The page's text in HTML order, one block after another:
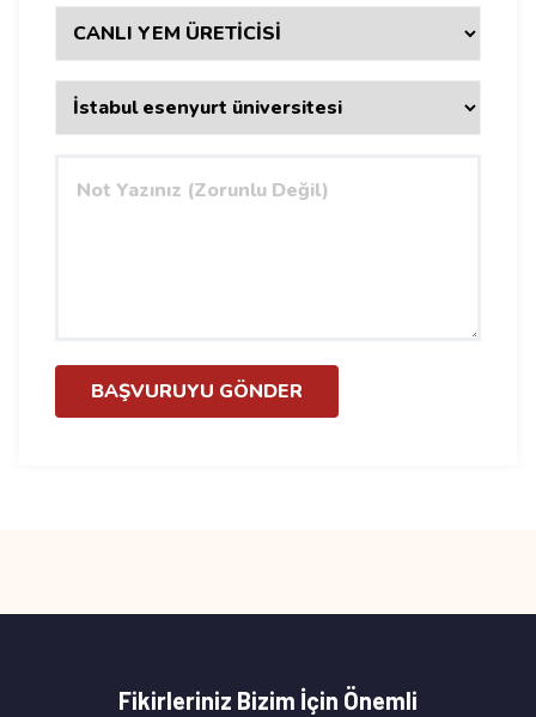
BAŞVURUYU GÖNDER
Fikirleriniz Bizim İçin Önemli